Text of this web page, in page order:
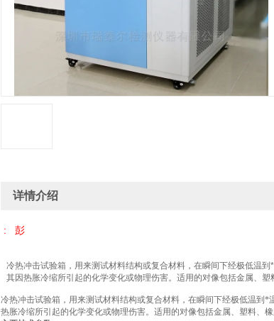
详情介绍
: 彭
冷热冲击试验箱，用来测试材料结构或复合材料，在瞬间下经极低温
其因热胀冷缩所引起的化学变化或物理伤害。适用的对像包括金属、
冷热冲击试验箱，用来测试材料结构或复合材料，在瞬间下经极低温到
热胀冷缩所引起的化学变化或物理伤害。适用的对像包括金属、塑料